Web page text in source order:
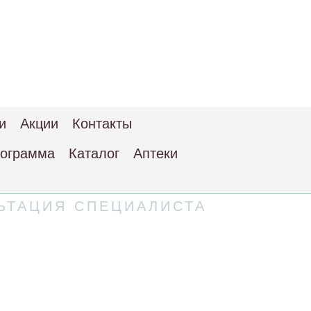
Акции
Контакты
Каталог Аптеки
СПЕЦИАЛИСТА